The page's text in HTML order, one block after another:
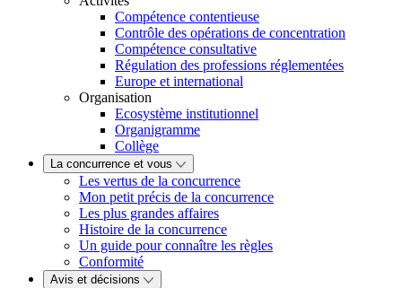
Compétence contentieuse
Contrôle des opérations de concentration
Compétence consultative
Régulation des professions réglementées
Europe et international
Organisation
Ecosystème institutionnel
Organigramme
Collège
La concurrence et vous
Les vertus de la concurrence
Mon petit précis de la concurrence
Les plus grandes affaires
Histoire de la concurrence
Un guide pour connaître les règles
Conformité
Avis et décisions